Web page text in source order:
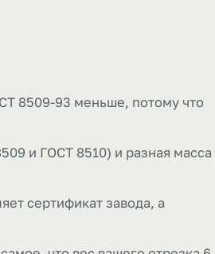
8509-93 меньше, потому что
и ГОСТ 8510) и разная масса
сертификат завода, а